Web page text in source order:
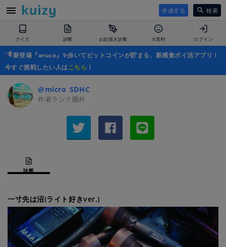
作成する 検索
クイズ 診断 お絵描き診断 大喜利 ログイン
新登場『aruco』✨歩いてビットコインが貯まる、新感覚ポイ活アプリ！
今すぐ挑戦したい人はこちら ！
@micro_SDHC
作者ランク圏外
診断
一寸先は沼(ライト好きver.)